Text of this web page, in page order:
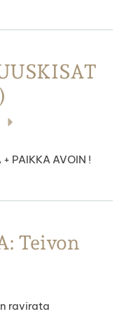
+ PAIKKA AVOIN !
Teivon
ravirata